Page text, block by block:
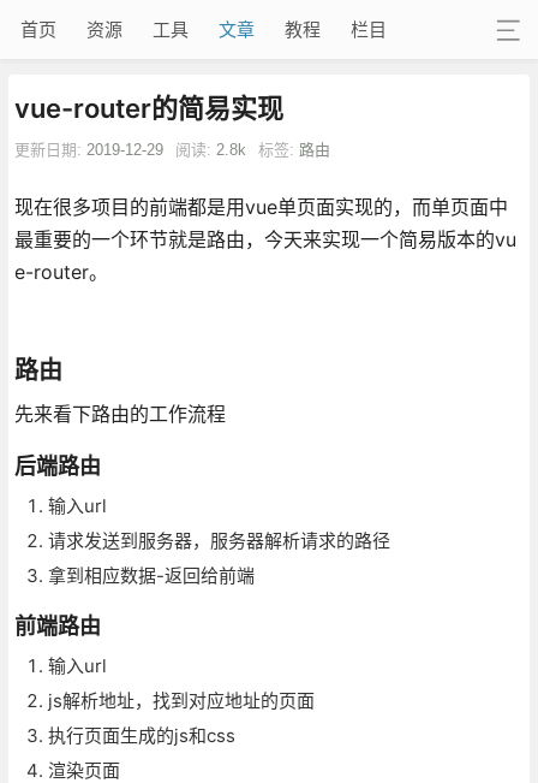
首页 资源 工具 文章 教程 栏目
vue-router的简易实现
更新日期: 2019-12-29 阅读: 2.8k 标签: 路由
现在很多项目的前端都是用vue单页面实现的，而单页面中
最重要的一个环节就是路由，今天来实现一个简易版本的vu
e-router。
路由
先来看下路由的工作流程
后端路由
输入url
请求发送到服务器，服务器解析请求的路径
拿到相应数据-返回给前端
前端路由
输入url
js解析地址，找到对应地址的页面
执行页面生成的js和css
渲染页面